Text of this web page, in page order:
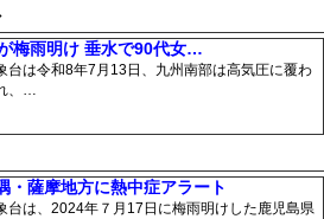
梅雨明け 垂水で90代女…
は令和8年7月13日、九州南部は高気圧に覆わ
、…
・薩摩地方に熱中症アラート
は、2024年７月17日に梅雨明けした鹿児島県